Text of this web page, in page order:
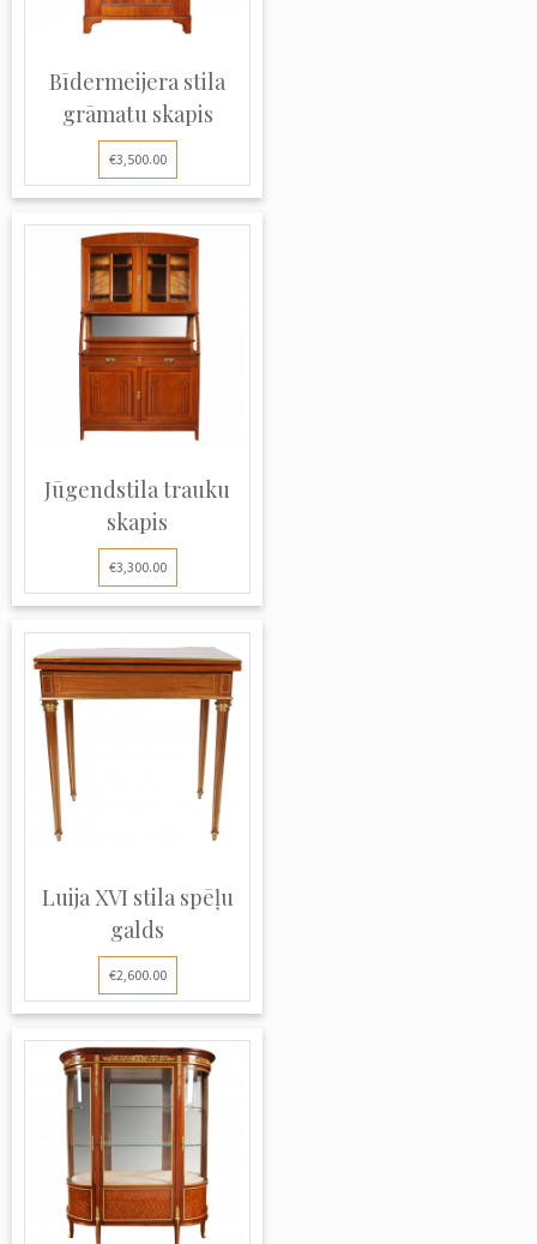
Bīdermeijera stila
grāmatu skapis
€3,500.00
Jūgendstila trauku
skapis
€3,300.00
Luija XVI stila spēļu
galds
€2,600.00